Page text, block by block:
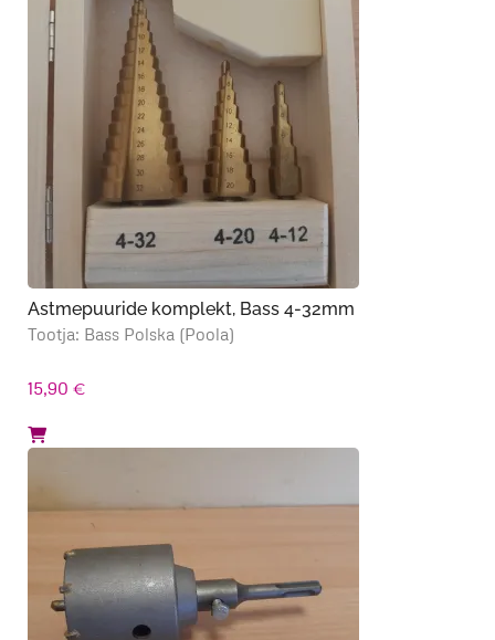
Astmepuuride komplekt, Bass 4-32mm
Tootja: Bass Polska (Poola)
15,90 €